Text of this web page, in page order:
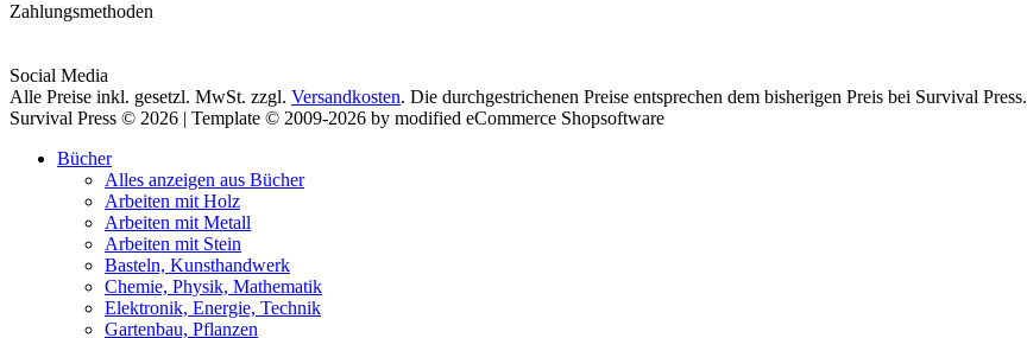
Zahlungsmethoden
Social Media
Alle Preise inkl. gesetzl. MwSt. zzgl. Versandkosten. Die durchgestrichenen Preise entsprechen dem bisherigen Preis bei Survival Press.
Survival Press © 2026 | Template © 2009-2026 by modified eCommerce Shopsoftware
Bücher
Alles anzeigen aus Bücher
Arbeiten mit Holz
Arbeiten mit Metall
Arbeiten mit Stein
Basteln, Kunsthandwerk
Chemie, Physik, Mathematik
Elektronik, Energie, Technik
Gartenbau, Pflanzen